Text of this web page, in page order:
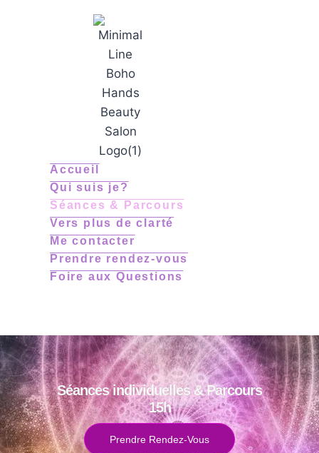
Accueil
Qui suis je?
Séances & Parcours
Vers plus de clarté
Me contacter
Prendre rendez-vous
Foire aux Questions
Séances individuelles & Parcours
15h
Prendre Rendez-Vous